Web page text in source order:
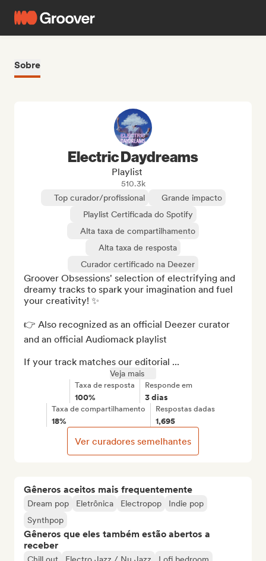
Sobre
Gêneros aceitos mais frequentemente
Dream pop Eletrônica Electropop
Indie pop
Synthpop
Gêneros que eles também estão abertos a
receber
Electric Daydreams
Playlist
510.3k
Top curador/profissional
Grande impacto
Playlist Certificada do Spotify
Alta taxa de compartilhamento
Alta taxa de resposta
Curador certificado na Deezer
Groover Obsessions' selection of electrifying and
dreamy tracks to spark your imagination and fuel
your creativity! ✨
👉 Also recognized as an official Deezer curator
and an official Audiomack playlist
If your track matches our editorial ...
Veja mais
Taxa de resposta
100%
Responde em
3 dias
Taxa de compartilhamento
18%
Respostas dadas
1,695
Ver curadores semelhantes